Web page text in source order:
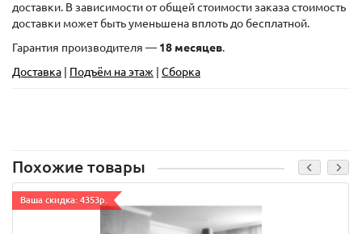
доставки. В зависимости от общей стоимости заказа стоимость
доставки может быть уменьшена вплоть до бесплатной.
Гарантия производителя — 18 месяцев.
Доставка
Подъём на этаж Сборка
Похожие товары
Ваша скидка: 4353р.